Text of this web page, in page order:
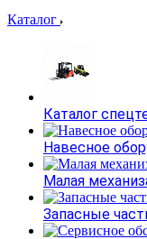
Каталог
Каталог
Навесное
Малая
Запасные